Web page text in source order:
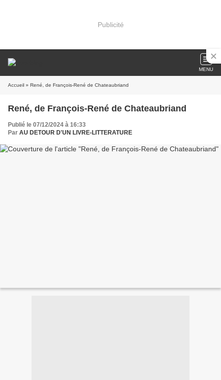
Publicité
MENU
Accueil » René, de François-René de Chateaubriand
René, de François-René de Chateaubriand
Publié le 07/12/2024 à 16:33
Par AU DETOUR D'UN LIVRE-LITTERATURE